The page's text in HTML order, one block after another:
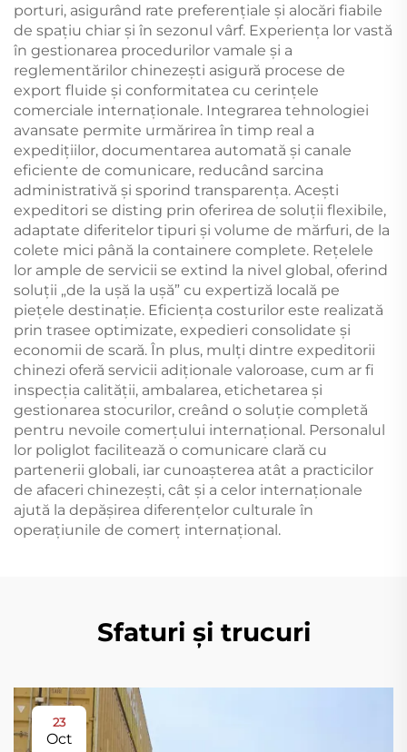
porturi, asigurând rate preferențiale și alocări fiabile
de spațiu chiar și în sezonul vârf. Experiența lor vastă
în gestionarea procedurilor vamale și a
reglementărilor chinezești asigură procese de
export fluide și conformitatea cu cerințele
comerciale internaționale. Integrarea tehnologiei
avansate permite urmărirea în timp real a
expedițiilor, documentarea automată și canale
eficiente de comunicare, reducând sarcina
administrativă și sporind transparența. Acești
expeditori se disting prin oferirea de soluții flexibile,
adaptate diferitelor tipuri și volume de mărfuri, de la
colete mici până la containere complete. Rețelele
lor ample de servicii se extind la nivel global, oferind
soluții „de la ușă la ușă” cu expertiză locală pe
piețele destinație. Eficiența costurilor este realizată
prin trasee optimizate, expedieri consolidate și
economii de scară. În plus, mulți dintre expeditorii
chinezi oferă servicii adiționale valoroase, cum ar fi
inspecția calității, ambalarea, etichetarea și
gestionarea stocurilor, creând o soluție completă
pentru nevoile comerțului internațional. Personalul
lor poliglot facilitează o comunicare clară cu
partenerii globali, iar cunoașterea atât a practicilor
de afaceri chinezești, cât și a celor internaționale
ajută la depășirea diferențelor culturale în
operațiunile de comerț internațional.
Sfaturi și trucuri
23
Oct